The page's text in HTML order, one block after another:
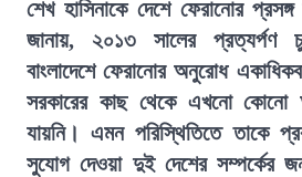
শেখ হাসিনাকে দেশে ফেরানোর প্রসঙ্গ
জানায়, ২০১৩ সালের প্রত্যর্পণ
বাংলাদেশে ফেরানোর অনুরোধ
সরকারের কাছ থেকে এখনো কোনো
যায়নি। এমন পরিস্থিতিতে তাকে
সুযোগ দেওয়া দুই দেশের সম্পর্কের